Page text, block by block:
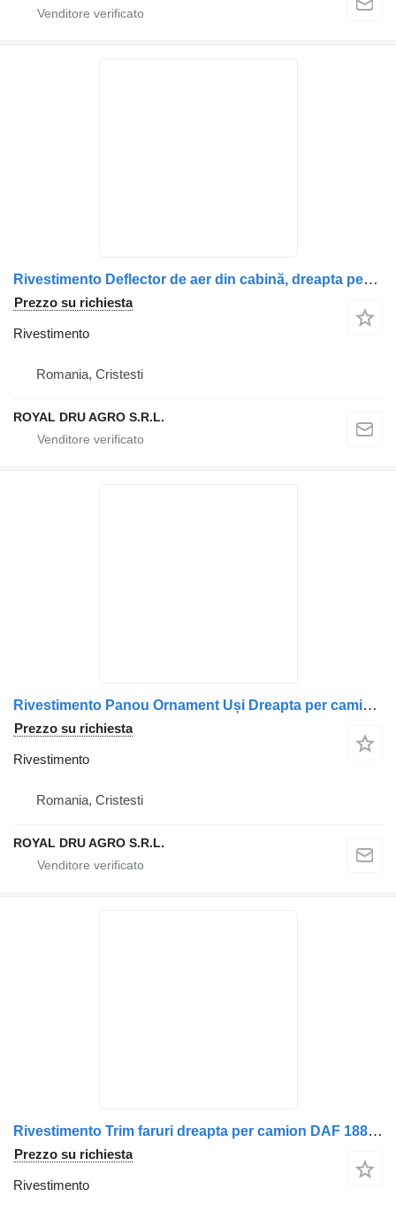
Rivestimento Deflector de aer din cabină, dreapta per camion DAF – 0280063
Prezzo su richiesta
Rivestimento
Romania, Cristesti
ROYAL DRU AGRO S.R.L.
Rivestimento Panou Ornament Uși Dreapta per camion DAF 1845273
Prezzo su richiesta
Rivestimento
Romania, Cristesti
ROYAL DRU AGRO S.R.L.
Rivestimento Trim faruri dreapta per camion DAF 1880379 / 1798472 – Alb
Prezzo su richiesta
Rivestimento